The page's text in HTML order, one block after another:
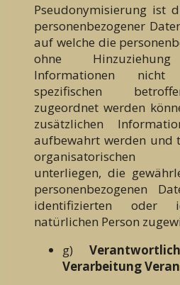
Pseudonymisierung ist
personenbezogener
auf welche die
ohne
Informationen
spezifischen
zugeordnet werden
zusätzlichen
aufbewahrt werden und
organisatorischen
unterliegen, die
personenbezogenen
identifizierten oder
natürlichen Person
g)
Verarbeitung